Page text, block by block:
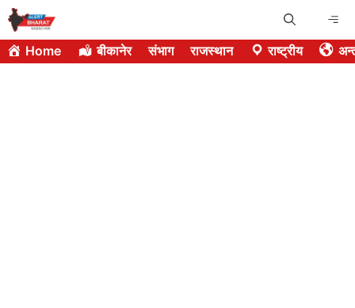
Skip
to
content
Home बीकानेर संभाग राजस्थान राष्ट्रीय